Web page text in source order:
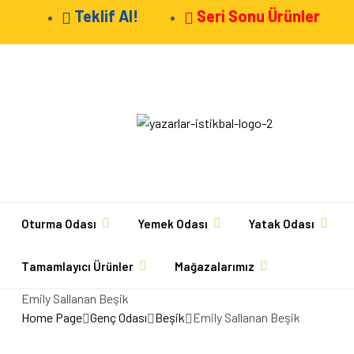
Teklif Al! Seri Sonu Ürünler
Oturma Odası Yemek Odası Yatak Odası
Tamamlayıcı Ürünler Mağazalarımız
Emily Sallanan Beşik
Home Page Genç Odası Beşik Emily Sallanan Beşik